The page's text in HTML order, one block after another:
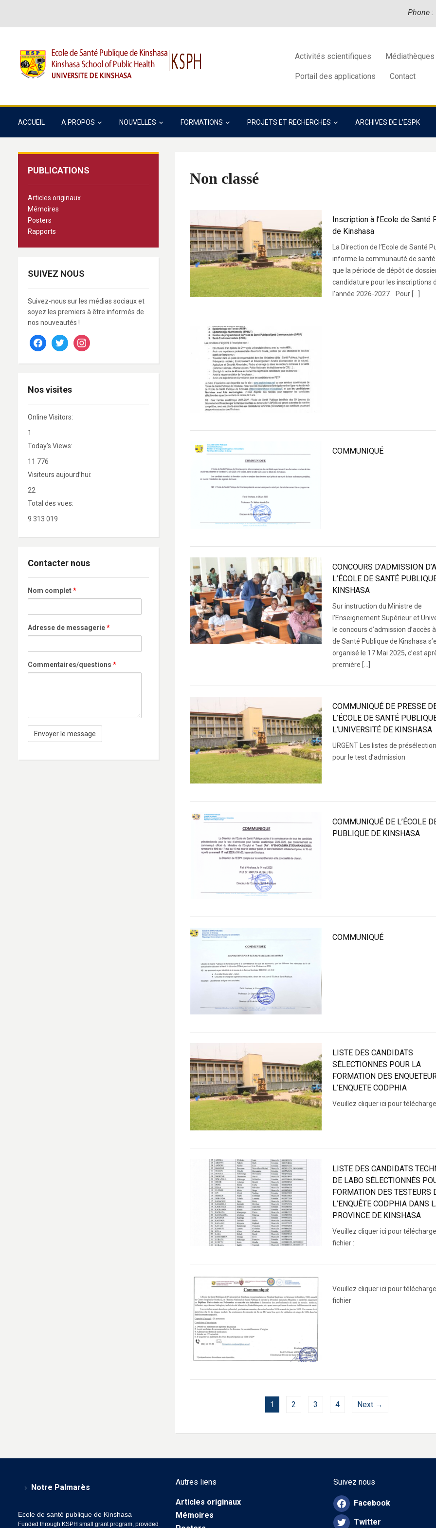
Phone :
Activités scientifiques Médiathèques
Portail des applications Contact
ACCUEIL A PROPOS NOUVELLES FORMATIONS PROJETS ET RECHERCHES ARCHIVES DE L’ESPK
PUBLICATIONS
Articles originaux
Mémoires
Posters
Rapports
SUIVEZ NOUS
Suivez-nous sur les médias sociaux et
soyez les premiers à être informés de
nos nouveautés !
facebooktwitter instagram
Nos visites
Online Visitors:
1
Today's Views:
11 776
Visiteurs aujourd’hui:
22
Total des vues:
9 313 019
Contacter nous
Nom complet*
Adresse de messagerie*
Commentaires/questions *
Non classé
Inscription à l’Ecole de Santé
de Kinshasa
La Direction de l’Ecole de Santé
informe la communauté de
que la période de dépôt de
candidature pour les inscriptions
l’année 2026-2027. Pour […]
COMMUNIQUÉ
CONCOURS D’ADMISSION
L’ÉCOLE DE SANTÉ
KINSHASA
Sur instruction du Ministre de
l’Enseignement Supérieur et
le concours d’admission d’accès à
de Santé Publique de Kinshasa
organisé le 17 Mai 2025, c’est
première […]
COMMUNIQUÉ DE PRESSE
L’ÉCOLE DE SANTÉ
L’UNIVERSITÉ DE KINSHASA
URGENT Les listes de
pour le test d’admission
COMMUNIQUÉ DE L’ÉCOLE
PUBLIQUE DE KINSHASA
COMMUNIQUÉ
LISTE DES CANDIDATS
SÉLECTIONNES POUR LA
FORMATION DES
L’ENQUETE CODPHIA
Veuillez cliquer ici pour
LISTE DES CANDIDATS
DE LABO SÉLECTIONNÉS
FORMATION DES TESTEURS
L’ENQUÊTE CODPHIA DANS
PROVINCE DE KINSHASA
Veuillez cliquer ici pour
fichier :
Veuillez cliquer ici pour
fichier
1 2 3 4 Next →
Notre Palmarès
Ecole de santé publique de Kinshasa
Funded through KSPH small grant program, provided
Autres liens
Articles originaux
Mémoires
Suivez nous
Facebook
Twitter